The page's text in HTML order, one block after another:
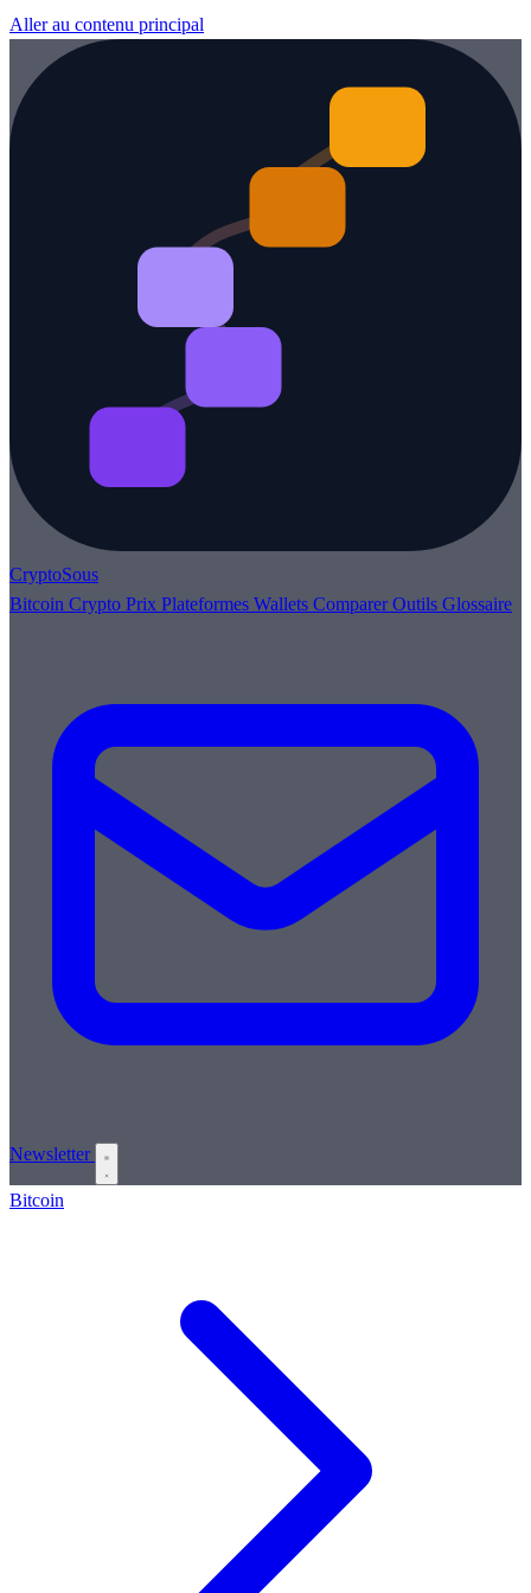
Aller au contenu principal
CryptoSous
Bitcoin Crypto Prix Plateformes Wallets ComparerOutils Glossaire
Newsletter
Bitcoin